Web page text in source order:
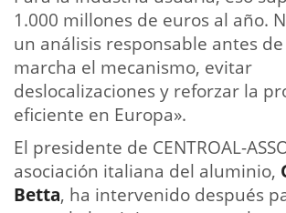
1.000 millones de euros al año.
un análisis responsable antes
marcha el mecanismo, evitar
deslocalizaciones y reforzar la
eficiente en Europa».
El presidente de CENTROAL-
asociación italiana del aluminio,
Betta, ha intervenido después